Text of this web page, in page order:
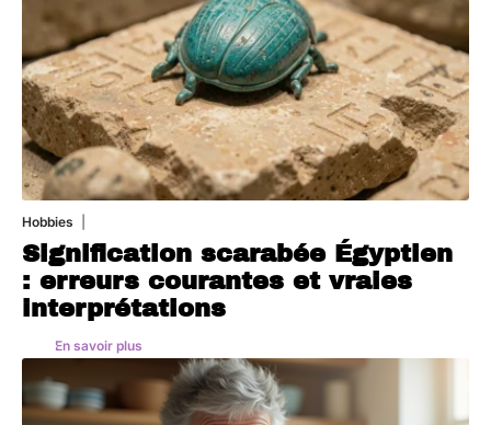
Hobbies
Signification scarabée Égyptien
: erreurs courantes et vraies
interprétations
En savoir plus